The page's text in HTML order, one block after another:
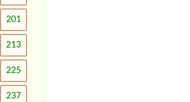
201
213
225
237